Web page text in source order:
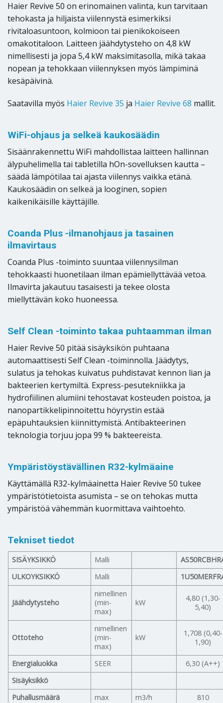
Haier Revive 50 on erinomainen valinta, kun tarvitaan
tehokasta ja hiljaista viilennystä esimerkiksi
rivitaloasuntoon, kolmioon tai pienikokoiseen
omakotitaloon. Laitteen jäähdytysteho on 4,8 kW
nimellisesti ja jopa 5,4 kW maksimitasolla, mikä takaa
nopean ja tehokkaan viilennyksen myös lämpiminä
kesäpäivinä.
Saatavilla myös Haier Revive 35 ja Haier Revive 68 mallit.
WiFi-ohjaus ja selkeä kaukosäädin
Sisäänrakennettu WiFi mahdollistaa laitteen hallinnan
älypuhelimella tai tabletilla hOn-sovelluksen kautta –
säädä lämpötilaa tai ajasta viilennys vaikka etänä.
Kaukosäädin on selkeä ja looginen, sopien
kaikenikäisille käyttäjille.
Coanda Plus -ilmanohjaus ja tasainen
ilmavirtaus
Coanda Plus -toiminto suuntaa viilennysilman
tehokkaasti huonetilaan ilman epämiellyttävää vetoa.
Ilmavirta jakautuu tasaisesti ja tekee olosta
miellyttävän koko huoneessa.
Self Clean -toiminto takaa puhtaamman ilman
Haier Revive 50 pitää sisäyksikön puhtaana
automaattisesti Self Clean -toiminnolla. Jäädytys,
sulatus ja tehokas kuivatus puhdistavat kennon lian ja
bakteerien kertymiltä. Express-pesutekniikka ja
hydrofiilinen alumiini tehostavat kosteuden poistoa, ja
nanopartikkelipinnoitettu höyrystin estää
epäpuhtauksien kiinnittymistä. Antibakteerinen
teknologia torjuu jopa 99 % bakteereista.
Ympäristöystävällinen R32-kylmäaine
Käyttämällä R32-kylmäainetta Haier Revive 50 tukee
ympäristötietoista asumista – se on tehokas mutta
ympäristöä vähemmän kuormittava vaihtoehto.
Tekniset tiedot
SISÄYKSIKKÖ Malli
ULKOYKSIKKÖ
Malli
Jäähdytysteho
nimellinen
(min-
max)
kW
4,80 (1,30-
5,40)
Ottoteho
nimellinen
(min-
max)
kW
1,708 (0,40-
1,90)
Energialuokka SEER
6,30 (A++)
Sisäyksikkö
Puhallusmäärä
max m3/h
810